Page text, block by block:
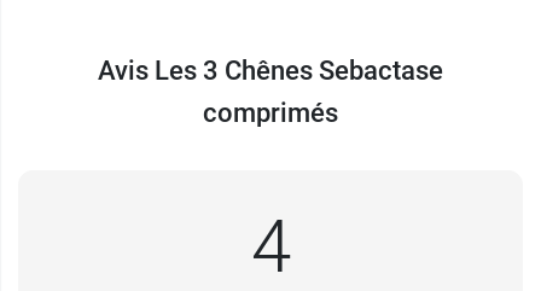
69770 villecheneve
FranceAvis Les 3 Chênes Sebactase
comprimés
4